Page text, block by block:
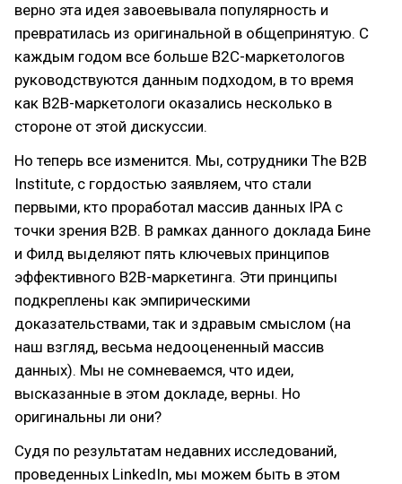
верно эта идея завоевывала популярность и
превратилась из оригинальной в общепринятую. С
каждым годом все больше В2С-маркетологов
руководствуются данным подходом, в то время
как В2В-маркетологи оказались несколько в
стороне от этой дискуссии.
Но теперь все изменится. Мы, сотрудники The B2B
Institute, с гордостью заявляем, что стали
первыми, кто проработал массив данных IPA с
точки зрения В2В. В рамках данного доклада Бине
и Филд выделяют пять ключевых принципов
эффективного В2В-маркетинга. Эти принципы
подкреплены как эмпирическими
доказательствами, так и здравым смыслом (на
наш взгляд, весьма недооцененный массив
данных). Мы не сомневаемся, что идеи,
высказанные в этом докладе, верны. Но
оригинальны ли они?
Судя по результатам недавних исследований,
проведенных LinkedIn, мы можем быть в этом